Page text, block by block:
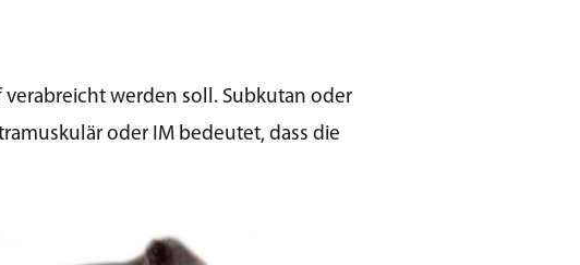
werden soll. Subkutan oder
oder IM bedeutet, dass die